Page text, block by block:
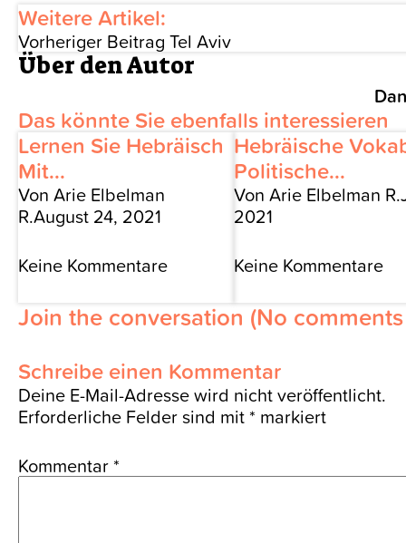
Weitere Artikel:
Vorheriger Beitrag Tel Aviv
Über den Autor
Das könnte Sie ebenfalls interessieren
Lernen Sie Hebräisch
Mit...
Von Arie Elbelman
R.August 24, 2021
Keine Kommentare
Hebräische
Politische...
Von Arie Elbelman R.
2021
Keine Kommentare
Join the conversation (No
Schreibe einen Kommentar
Deine E-Mail-Adresse wird nicht veröffentlicht.
Erforderliche Felder sind mit * markiert
Kommentar *